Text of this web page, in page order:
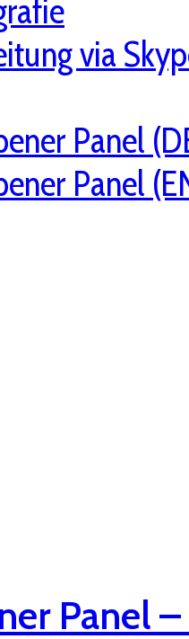
via
Panel
Panel
Panel